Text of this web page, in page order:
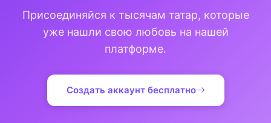
Присоединяйся к тысячам татар, которые
уже нашли свою любовь на нашей
платформе.
Создать аккаунт бесплатно